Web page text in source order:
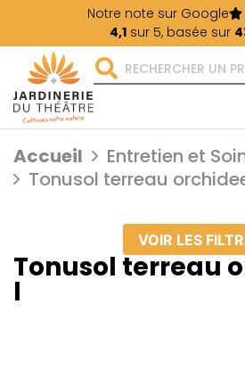
Notre note sur Google
4,1 sur 5, basée sur
Accueil Entretien et
Tonusol terreau
VOIR LES
Tonusol terreau
l